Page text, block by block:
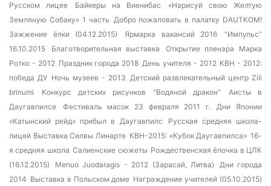
Русском лицее
Байкеры на Виенибас
«Нарисуй свою Желтую
Земляную Собаку» 1 часть Добро пожаловать в палатку DAUTKOM!
Зажжение ёлки (04.12.2015)
Ярмарка вакансий 2016
"Импульс"
16.10.2015
Благотворительная выставка
Открытие пленэра Марка
Ротко - 2012 Праздник города 2018 День учителя - 2012 КВН - 2012:
победа ДУ Ночь музеев - 2013 Детский развлекательный центр Zili
brinumi
Конкурс детских рисунков "Водяной дракон"
Аисты в
Даугавпилсе
Фестиваль масок 23 февраля 2011 г.
Дни Японии
«Катынский рейд» прибыл в Даугавпилс
Русская средняя школа-
лицей Выставка Силвы Линарте КВН-2015: «Кубок Даугавпилса» 16-
я средняя школа Салиенские сюжеты Рождественская ёлочка в ЦЛК
(16.12.2015)
Menuo Juodaragis - 2012 (Зарасай, Литва)
Дни города
2014 Выставка в Польском доме Награждение учителей (05.10.2015)